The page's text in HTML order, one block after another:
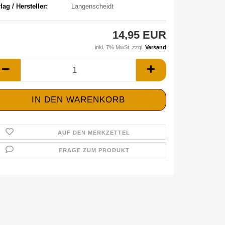
/ Hersteller: Langenscheidt
14,95 EUR
inkl. 7% MwSt. zzgl. Versand
AUF DEN MERKZETTEL
FRAGE ZUM PRODUKT